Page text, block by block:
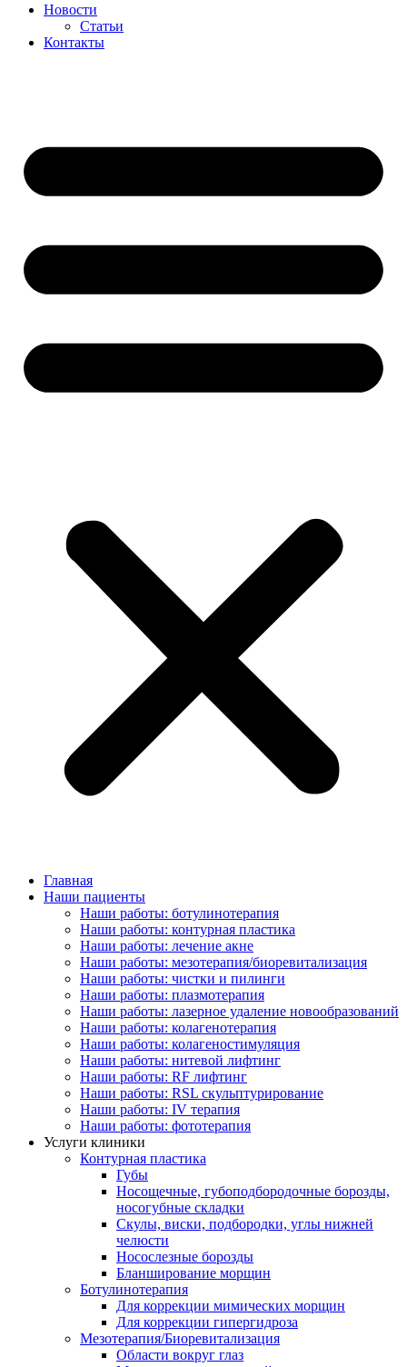
Новости
Статьи
Контакты
Главная
Наши пациенты
Наши работы: ботулинотерапия
Наши работы: контурная пластика
Наши работы: лечение акне
Наши работы: мезотерапия/биоревитализация
Наши работы: чистки и пилинги
Наши работы: плазмотерапия
Наши работы: лазерное удаление новообразований
Наши работы: колагенотерапия
Наши работы: колагеностимуляция
Наши работы: нитевой лифтинг
Наши работы: RF лифтинг
Наши работы: RSL скульптурирование
Наши работы: IV терапия
Наши работы: фототерапия
Услуги клиники
Контурная пластика
Губы
Носощечные, губоподбородочные борозды,
носогубные складки
Скулы, виски, подбородки, углы нижней
челюсти
Носослезные борозды
Бланширование морщин
Ботулинотерапия
Для коррекции мимических морщин
Для коррекции гипергидроза
Мезотерапия/Биоревитализация
Области вокруг глаз